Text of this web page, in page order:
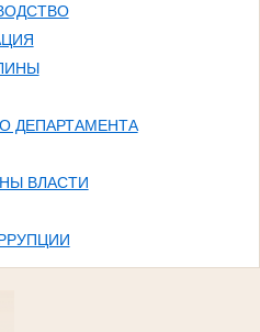
ДЕПАРТАМЕНТА
ВЛАСТИ